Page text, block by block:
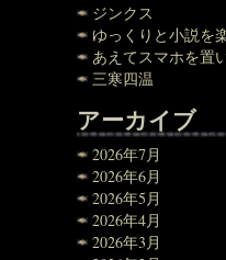
ジンクス
ゆっくりと小説を
あえてスマホを置
三寒四温
アーカイブ
2026年7月
2026年6月
2026年5月
2026年4月
2026年3月